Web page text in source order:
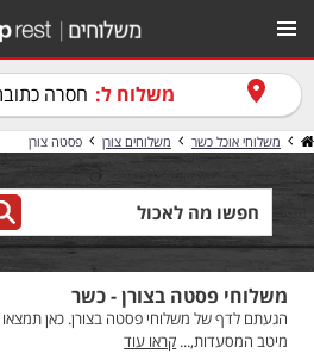
משלוח ל: חסרה
משלוחי אוכל כשר משלוחים צורן פסטה צורן
משלוחי פסטה בצורן - כשר
הגעתם לדף של משלוחי פסטה בצורן. כאן
מיטב המסעדות,... קראו עוד